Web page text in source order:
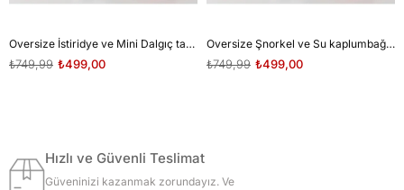
Oversize İstiridye ve Mini Dalgıç tasarım unisex T-shirt
₺499,00
₺749,99
Oversize Şnorkel ve Su kaplumbağası tasarım unisex T-shirt
₺499,00
₺749,99
Hızlı ve Güvenli Teslimat
Güveninizi kazanmak zorundayız. Ve